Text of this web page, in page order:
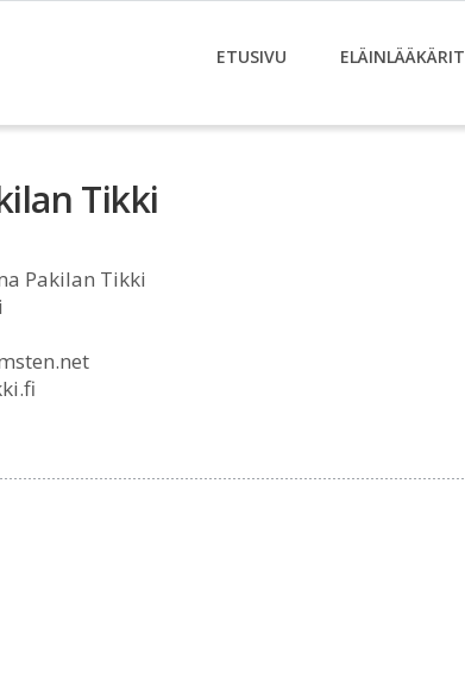
ETUSIVU ELÄINLÄÄKÄRIT
Tikki
Pakilan Tikki